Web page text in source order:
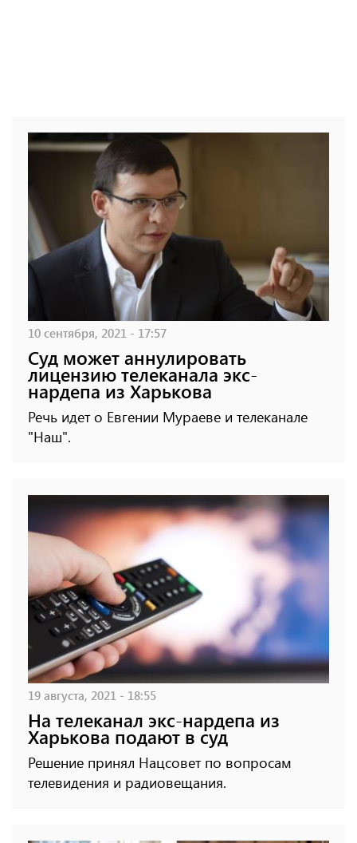
10 сентября, 2021 - 17:57
Суд может аннулировать
лицензию телеканала экс-
нардепа из Харькова
Речь идет о Евгении Мураеве и телеканале
"Наш".
19 августа, 2021 - 18:55
На телеканал экс-нардепа из
Харькова подают в суд
Решение принял Нацсовет по вопросам
телевидения и радиовещания.